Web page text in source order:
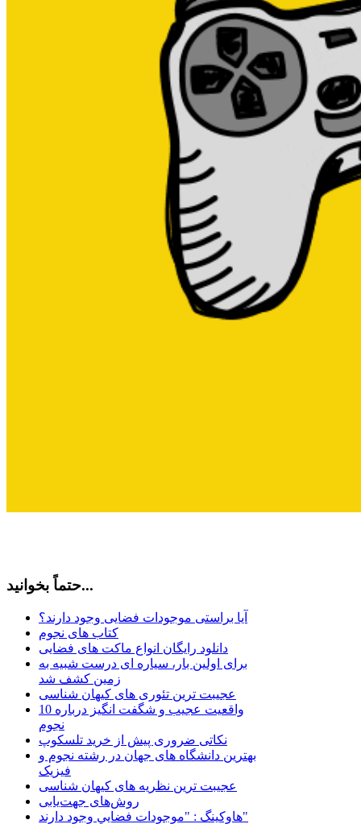
حتماً بخوانید...
آیا براستی موجودات فضایی وجود دارند؟
کتاب های نجوم
دانلود رایگان انواع ماکت های فضایی
برای اولین بار، سیاره ای درست شبیه به
زمین کشف شد
عجیبت ترین تئوری های کیهان شناسی
10 واقعیت عجیب و شگفت انگیز درباره
نجوم
نکاتی ضروری پیش از خرید تلسکوپ
بهترین دانشگاه های جهان در رشته نجوم و
فیزیک
عجیبت ترین نظریه های کیهان شناسی
روش‌های جهت‌یابی
هاوكينگ : "موجودات فضايي وجود دارند"